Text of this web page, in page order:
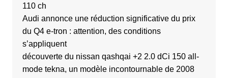
110 ch
Audi annonce une réduction significative du prix
du Q4 e-tron : attention, des conditions
s’appliquent
découverte du nissan qashqai +2 2.0 dCi 150 all-
mode tekna, un modèle incontournable de 2008